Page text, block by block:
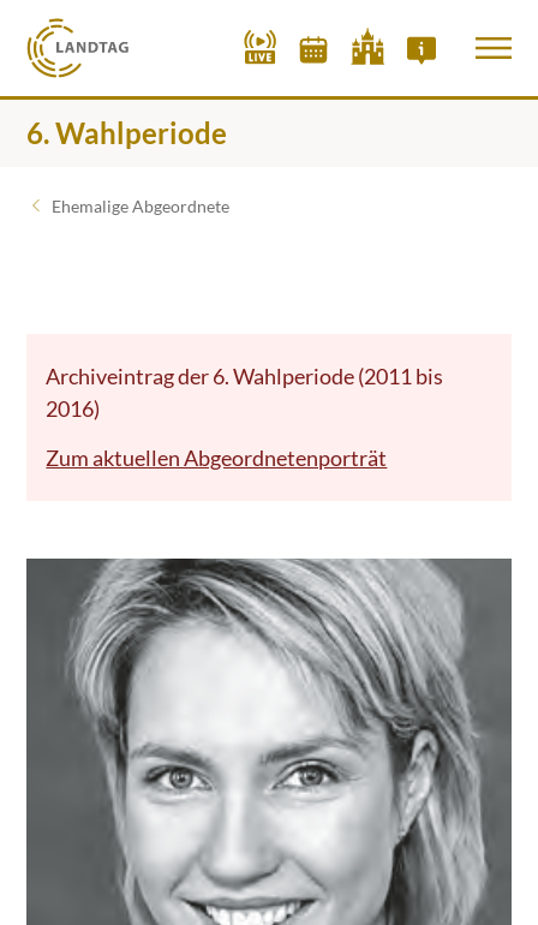
6. Wahlperiode
Ehemalige Abgeordnete
Archiveintrag der 6. Wahlperiode (2011 bis
2016)
Zum aktuellen Abgeordnetenporträt